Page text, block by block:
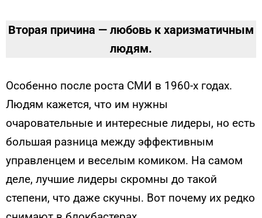
Вторая причина — любовь к харизматичным
людям.
Особенно после роста СМИ в 1960-х годах.
Людям кажется, что им нужны
очаровательные и интересные лидеры, но есть
большая разница между эффективным
управленцем и веселым комиком. На самом
деле, лучшие лидеры скромны до такой
степени, что даже скучны. Вот почему их редко